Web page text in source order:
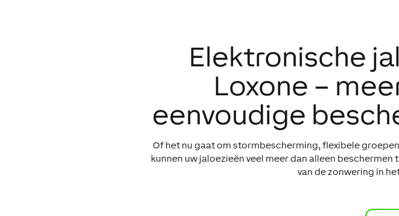
Elektronische
Loxone –
eenvoudige
Of het nu gaat om stormbescherming, flexibele
kunnen uw jaloezieën veel meer dan alleen
van de zonwering in